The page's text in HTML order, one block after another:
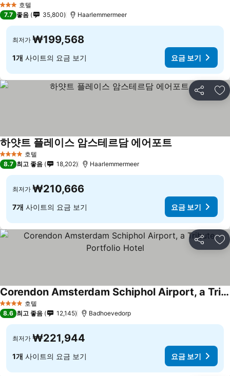
3 성급 호텔
7.7 좋음 35,800 Haarlemmermeer
최저가 ₩199,568
1개 사이트의 요금 보기 요금 보기
공유 즐
4 성급 호텔
하얏트 플레이스 암스테르담 에어포트
8.7 최고 좋음 18,202 Haarlemmermeer
최저가 ₩210,666
7개 사이트의 요금 보기 요금 보기
공유 즐
4 성급 호텔
Corendon Amsterdam Schiphol Airport, a Tribute Portfolio Hotel
8.6 최고 좋음 12,145 Badhoevedorp
최저가 ₩221,944
1개 사이트의 요금 보기 요금 보기